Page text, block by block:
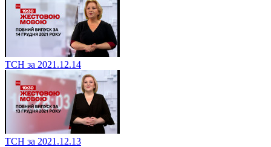
ТСН за 2021.12.14
ТСН за 2021.12.13